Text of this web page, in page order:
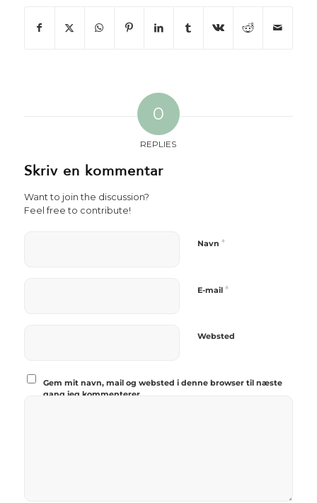
0
REPLIES
Skriv en kommentar
Want to join the discussion?
Feel free to contribute!
Navn *
E-mail *
Websted
Gem mit navn, mail og websted i denne browser til næste
gang jeg kommenterer.